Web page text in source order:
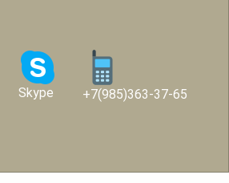
Skype +7(985)363-37-65